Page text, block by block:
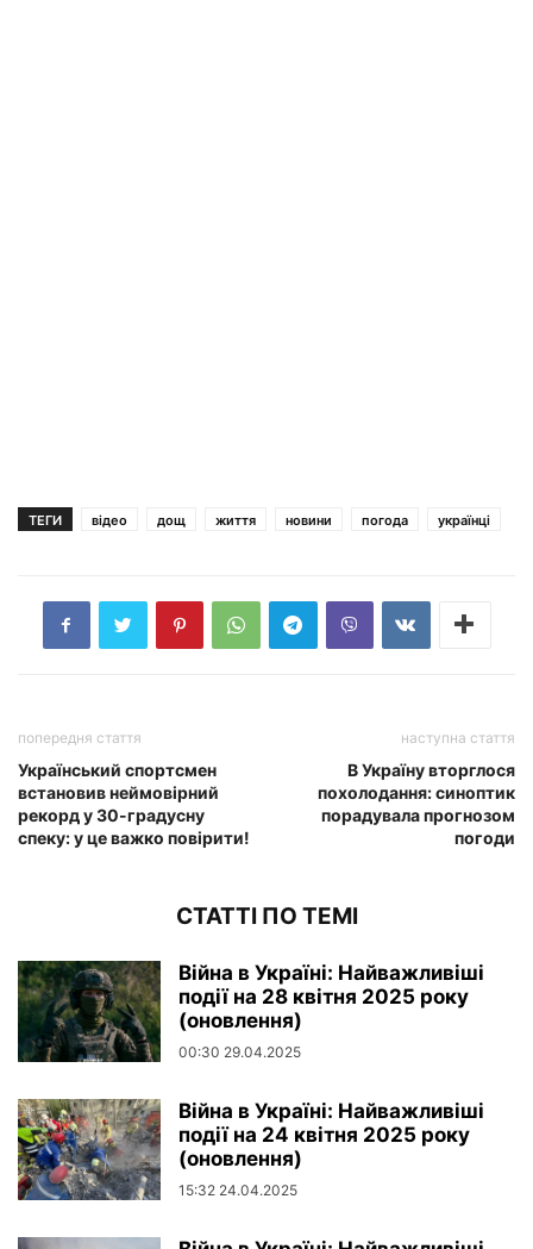
ТЕГИ відео дощ життя новини погода українці
попередня стаття
Український спортсмен
встановив неймовірний
рекорд у 30-градусну
спеку: у це важко повірити!
наступна стаття
В Україну вторглося
похолодання: синоптик
порадувала прогнозом
погоди
СТАТТІ ПО ТЕМІ
Війна в Україні: Найважливіші
події на 28 квітня 2025 року
(оновлення)
00:30 29.04.2025
Війна в Україні: Найважливіші
події на 24 квітня 2025 року
(оновлення)
15:32 24.04.2025